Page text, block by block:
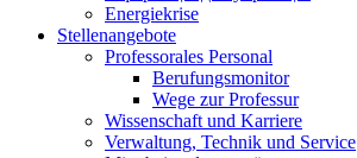
Energiekrise
Stellenangebote
Professorales Personal
Berufungsmonitor
Wege zur Professur
Wissenschaft und Karriere
Verwaltung, Technik und Service